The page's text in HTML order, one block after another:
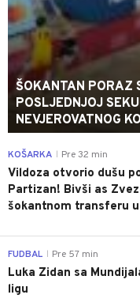
ŠOKANTAN PORAZ
POSLJEDNJOJ
NEVJEROVATNOG
KOŠARKA Pre 32 min
Vildoza otvorio dušu
Partizan! Bivši as
šokantnom transferu
FUDBAL Pre 57 min
Luka Zidan sa
ligu